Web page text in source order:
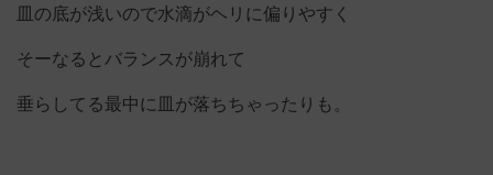
皿の底が浅いので水滴がヘリに偏りやすく
そーなるとバランスが崩れて
垂らしてる最中に皿が落ちちゃったりも。